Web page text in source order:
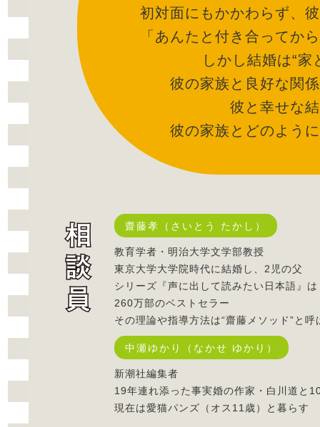
初対面にもかかわらず、
「あんたと付き合ってか
しかし結婚は“
彼の家族と良好な関
彼と幸せな
彼の家族とどのよう
齋藤孝（さいとう たかし）
教育学者・明治大学文学部教授
東京大学大学院時代に結婚し、2児の父
シリーズ『声に出して読みたい日本語』は
260万部のベストセラー
その理論や指導方法は“齋藤メソッド”と呼
中瀬ゆかり（なかせ ゆかり）
新潮社編集者
19年連れ添った事実婚の作家・白川道と
現在は愛猫パンズ（オス11歳）と暮らす